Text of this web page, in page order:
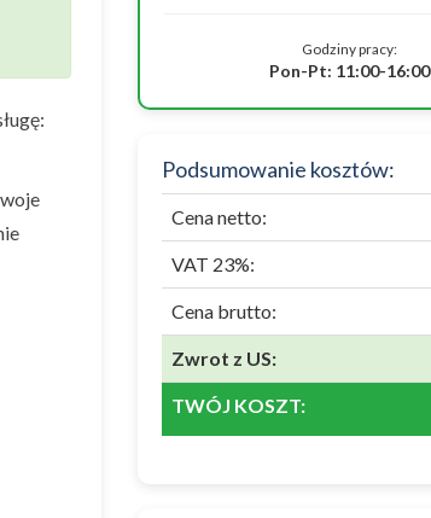
Godziny pracy:
Pon-Pt: 11:00-16:00
Podsumowanie kosztów:
Cena netto:
VAT 23%:
Cena brutto:
Zwrot z US:
TWÓJ KOSZT: